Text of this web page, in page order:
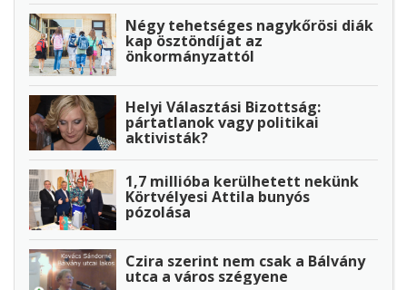
Négy tehetséges nagykőrösi diák
kap ösztöndíjat az
önkormányzattól
Helyi Választási Bizottság:
pártatlanok vagy politikai
aktivisták?
1,7 millióba kerülhetett nekünk
Körtvélyesi Attila bunyós
pózolása
Czira szerint nem csak a Bálvány
utca a város szégyene